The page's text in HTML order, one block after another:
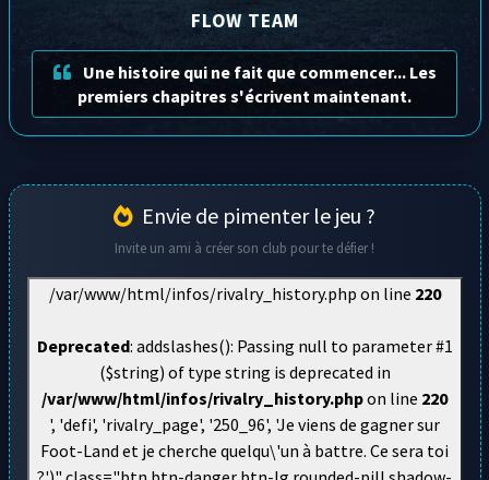
FLOW TEAM
Une histoire qui ne fait que commencer... Les
premiers chapitres s'écrivent maintenant.
Envie de pimenter le jeu ?
Invite un ami à créer son club pour te défier !
/var/www/html/infos/rivalry_history.php on line 220
Deprecated: addslashes(): Passing null to parameter #1
($string) of type string is deprecated in
/var/www/html/infos/rivalry_history.phpon line 220
', 'defi', 'rivalry_page', '250_96', 'Je viens de gagner sur
Foot-Land et je cherche quelqu\'un à battre. Ce sera toi